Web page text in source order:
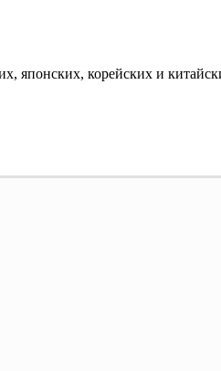
японских, корейских и